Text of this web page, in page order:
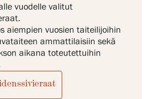
vuodelle valitut
aiempien vuosien taiteilijoihin
ammattilaisiin sekä
aikana toteutettuihin